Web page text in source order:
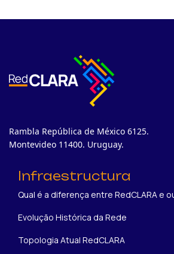
Rambla República de México 6125.
Montevideo 11400. Uruguay.
Infraestructura
Qual é a diferença entre RedCLARA e
Evolução Histórica da Rede
Topologia Atual RedCLARA